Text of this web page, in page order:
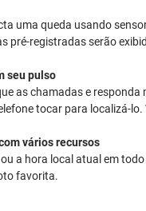
uma queda usando
pré-registradas serão
seu pulso
as chamadas e
tocar para localizá-
vários recursos
a hora local atual em
favorita.